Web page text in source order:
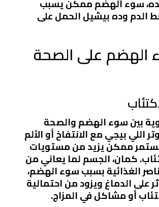
سوء الهضم ممكن يسبب
الدم وده بيشيل الحمل على
الهضم على الصحة
بين سوء الهضم والصحة
اللي بيجي مع الانتفاخ أو الألم
ممكن يزيد من مستويات
كمان، الجسم لما يعاني من
الغذائية بسبب سوء الهضم،
على الدماغ ويزود من احتمالية
أو مشاكل في المزاج.